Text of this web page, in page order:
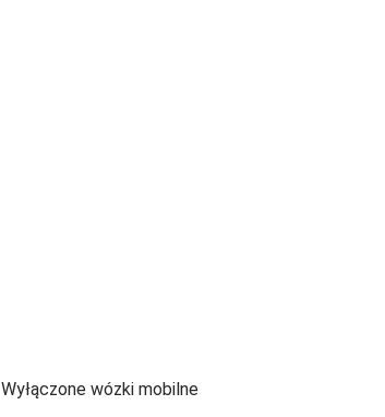
Wyłączone wózki mobilne